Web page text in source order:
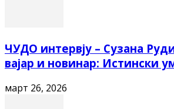
ЧУДО интервју – Сузана
вајар и новинар: Истински
март 26, 2026